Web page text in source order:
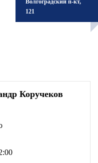
Коручеков
Волгоградский п-кт,
121